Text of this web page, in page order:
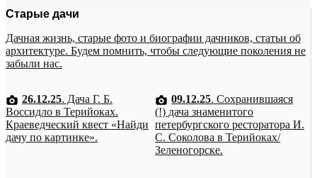
Старые дачи
Дачная жизнь, старые фото и биографии дачников, статьи об
архитектуре. Будем помнить, чтобы следующие поколения не
забыли нас.
26.12.25. Дача Г. Б.
Воссидло в Терийоках.
Краеведческий квест «Найди
дачу по картинке».
09.12.25. Сохранившаяся
(!) дача знаменитого
петербургского ресторатора И.
С. Соколова в Терийоках/
Зеленогорске.